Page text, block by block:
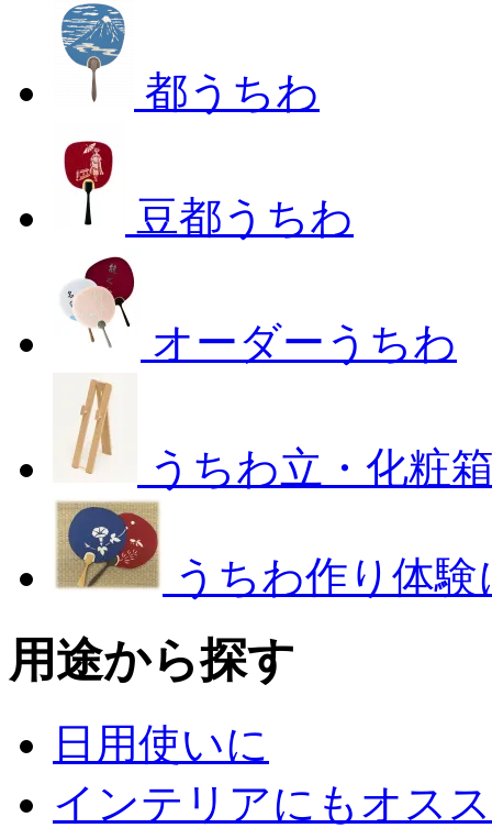
都うちわ
豆都うちわ
オーダーうちわ
うちわ立・化粧
うちわ作り体
用途から探す
日用使いに
インテリアにもオス